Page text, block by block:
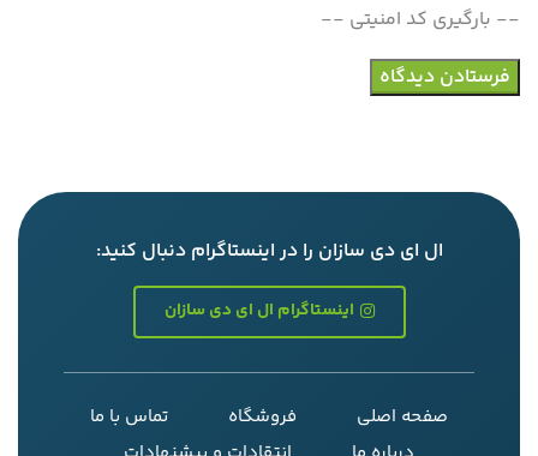
-- بارگیری کد امنیتی --
ال ای دی سازان را در اینستاگرام دنبال کنید:
اینستاگرام ال ای دی سازان
صفحه اصلی فروشگاه
تماس با ما